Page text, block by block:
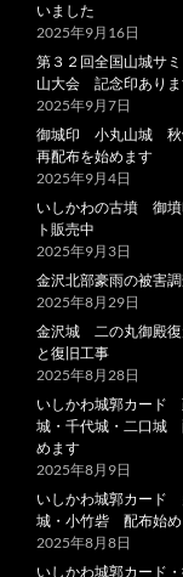
いました
2025年9月16日
第３２回全国山城サ
山大会 記念印あり
2025年9月7日
御城印 小丸山城 秋
再配布を始めます
2025年9月4日
いしかわの古墳 御墳
ト販売中
2025年9月3日
金沢北部豪雨の被害
2025年8月29日
金沢城 二の丸御殿復
と復旧工事
2025年8月28日
いしかわ城郭カード
城・千代城・二口城
めます
2025年8月9日
いしかわ城郭カード
城・小竹砦 配布始
2025年8月8日
いしかわ城郭カード